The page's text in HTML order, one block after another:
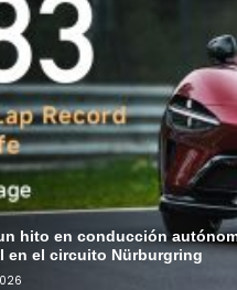
hito en conducción
en el circuito Nürburgring